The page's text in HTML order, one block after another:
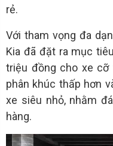
rẻ.
Với tham vọng đa
Kia đã đặt ra mục
triệu đồng cho xe cỡ
phân khúc thấp hơn
xe siêu nhỏ, nhằm
hàng.